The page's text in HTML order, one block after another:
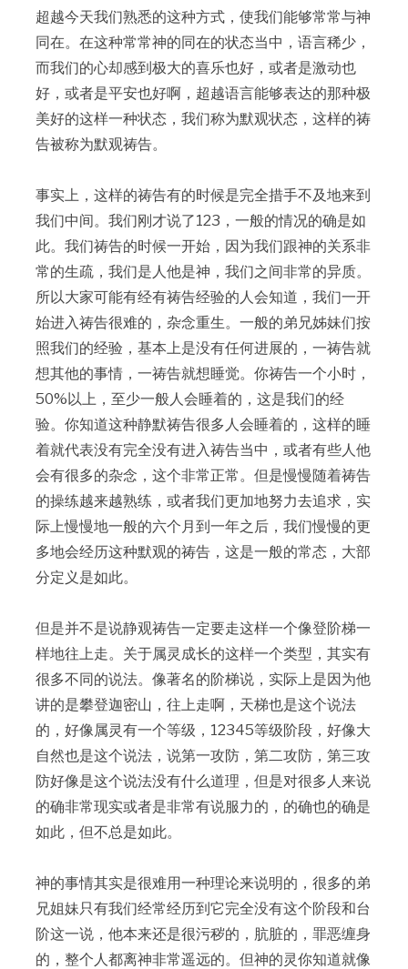
超越今天我们熟悉的这种方式，使我们能够常常与神
同在。在这种常常神的同在的状态当中，语言稀少，
而我们的心却感到极大的喜乐也好，或者是激动也
好，或者是平安也好啊，超越语言能够表达的那种极
美好的这样一种状态，我们称为默观状态，这样的祷
告被称为默观祷告。
事实上，这样的祷告有的时候是完全措手不及地来到
我们中间。我们刚才说了123，一般的情况的确是如
此。我们祷告的时候一开始，因为我们跟神的关系非
常的生疏，我们是人他是神，我们之间非常的异质。
所以大家可能有经有祷告经验的人会知道，我们一开
始进入祷告很难的，杂念重生。一般的弟兄姊妹们按
照我们的经验，基本上是没有任何进展的，一祷告就
想其他的事情，一祷告就想睡觉。你祷告一个小时，
50%以上，至少一般人会睡着的，这是我们的经
验。你知道这种静默祷告很多人会睡着的，这样的睡
着就代表没有完全没有进入祷告当中，或者有些人他
会有很多的杂念，这个非常正常。但是慢慢随着祷告
的操练越来越熟练，或者我们更加地努力去追求，实
际上慢慢地一般的六个月到一年之后，我们慢慢的更
多地会经历这种默观的祷告，这是一般的常态，大部
分定义是如此。
但是并不是说静观祷告一定要走这样一个像登阶梯一
样地往上走。关于属灵成长的这样一个类型，其实有
很多不同的说法。像著名的阶梯说，实际上是因为他
讲的是攀登迦密山，往上走啊，天梯也是这个说法
的，好像属灵有一个等级，12345等级阶段，好像大
自然也是这个说法，说第一攻防，第二攻防，第三攻
防好像是这个说法没有什么道理，但是对很多人来说
的确非常现实或者是非常有说服力的，的确也的确是
如此，但不总是如此。
神的事情其实是很难用一种理论来说明的，很多的弟
兄姐妹只有我们经常经历到它完全没有这个阶段和台
阶这一说，他本来还是很污秽的，肮脏的，罪恶缠身
的，整个人都离神非常遥远的。但神的灵你知道就像